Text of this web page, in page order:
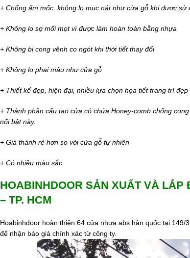
+ Chống ẩm mốc, không lo mục nát như cửa gỗ khi được
+ Không lo sợ mối mọt vì được làm hoàn toàn bằng nhựa
+ Không bị cong vênh co ngót khi thời tiết thay đổi
+ Không lo phai màu như cửa gỗ
+ Thiết kế đẹp, hiện đại, nhiều lựa chọn họa tiết trang trí
+ Thành phần cấu tạo cửa có chứa Honey-comb chống
nổi bật này.
+ Giá thành rẻ hơn so với cửa gỗ tự nhiên
+ Có nhiều màu sắc
HOABINHDOOR SẢN XUẤT VÀ
– TP. HCM
Hoabinhdoor hoàn thiện 64 cửa nhựa abs hàn quốc tại
để nhận báo giá chính xác từ công ty.